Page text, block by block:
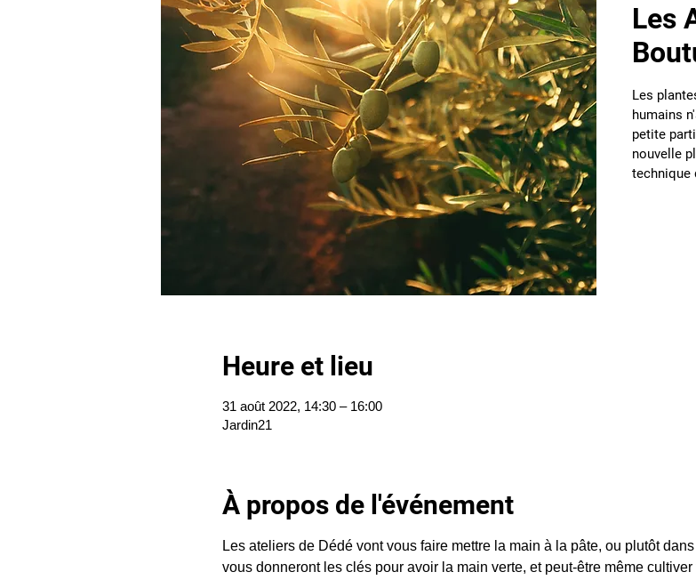
Les
Les
humains
petite
nouvelle
technique
Heure et lieu
31 août 2022, 14:30 – 16:00
Jardin21
À propos de l'événement
Les ateliers de Dédé vont vous faire mettre la main à la pâte, ou plutôt
vous donneront les clés pour avoir la main verte, et peut-être même